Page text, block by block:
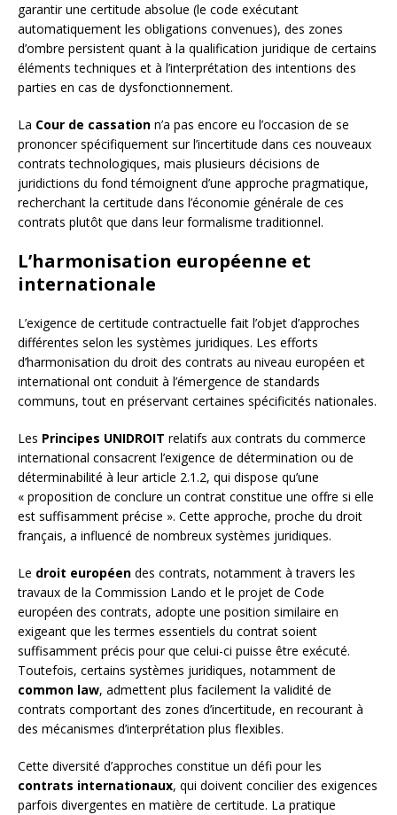
garantir une certitude absolue (le code exécutant
automatiquement les obligations convenues), des zones
d’ombre persistent quant à la qualification juridique de certains
éléments techniques et à l’interprétation des intentions des
parties en cas de dysfonctionnement.
La Cour de cassation n’a pas encore eu l’occasion de se
prononcer spécifiquement sur l’incertitude dans ces nouveaux
contrats technologiques, mais plusieurs décisions de
juridictions du fond témoignent d’une approche pragmatique,
recherchant la certitude dans l’économie générale de ces
contrats plutôt que dans leur formalisme traditionnel.
L’harmonisation européenne et
internationale
L’exigence de certitude contractuelle fait l’objet d’approches
différentes selon les systèmes juridiques. Les efforts
d’harmonisation du droit des contrats au niveau européen et
international ont conduit à l’émergence de standards
communs, tout en préservant certaines spécificités nationales.
Les Principes UNIDROIT relatifs aux contrats du commerce
international consacrent l’exigence de détermination ou de
déterminabilité à leur article 2.1.2, qui dispose qu’une
« proposition de conclure un contrat constitue une offre si elle
est suffisamment précise ». Cette approche, proche du droit
français, a influencé de nombreux systèmes juridiques.
Le droit européen des contrats, notamment à travers les
travaux de la Commission Lando et le projet de Code
européen des contrats, adopte une position similaire en
exigeant que les termes essentiels du contrat soient
suffisamment précis pour que celui-ci puisse être exécuté.
Toutefois, certains systèmes juridiques, notamment de
common law, admettent plus facilement la validité de
contrats comportant des zones d’incertitude, en recourant à
des mécanismes d’interprétation plus flexibles.
Cette diversité d’approches constitue un défi pour les
contrats internationaux, qui doivent concilier des exigences
parfois divergentes en matière de certitude. La pratique